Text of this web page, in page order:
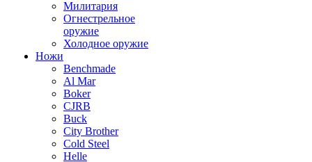
Милитария
Огнестрельное
оружие
Холодное оружие
Ножи
Benchmade
Al Mar
Boker
CJRB
Buck
City Brother
Cold Steel
Helle